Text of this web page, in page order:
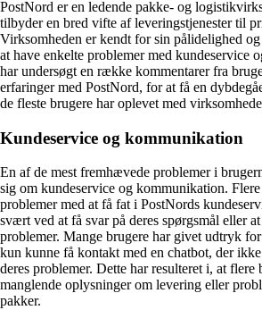
PostNord er en ledende pakke- og
tilbyder en bred vifte af leveringstjenester til
Virksomheden er kendt for sin pålidelighed
at have enkelte problemer med kundeservice
har undersøgt en række kommentarer fra
erfaringer med PostNord, for at få en
de fleste brugere har oplevet med
Kundeservice og kommunikation
En af de mest fremhævede problemer i
sig om kundeservice og kommunikation.
problemer med at få fat i PostNords
svært ved at få svar på deres spørgsmål eller
problemer. Mange brugere har givet udtryk
kun kunne få kontakt med en chatbot, der
deres problemer. Dette har resulteret i, at flere
manglende oplysninger om levering eller
pakker.